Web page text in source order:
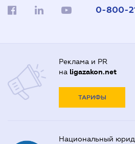
0-800-
Реклама и PR
на ligazakon.net
ТАРИФЫ
Национальный